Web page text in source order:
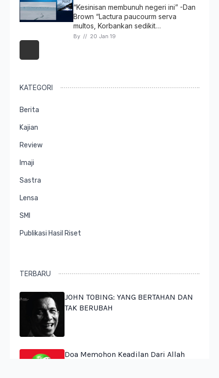
“Kesinisan membunuh negeri ini” -Dan
Brown “Lactura paucourm serva
multos, Korbankan sedikit…
By // 20 Jan 19
KATEGORI
Berita
Kajian
Review
Imaji
Sastra
Lensa
SMI
Publikasi Hasil Riset
TERBARU
JOHN TOBING: YANG BERTAHAN DAN
TAK BERUBAH
Doa Memohon Keadilan Dari Allah